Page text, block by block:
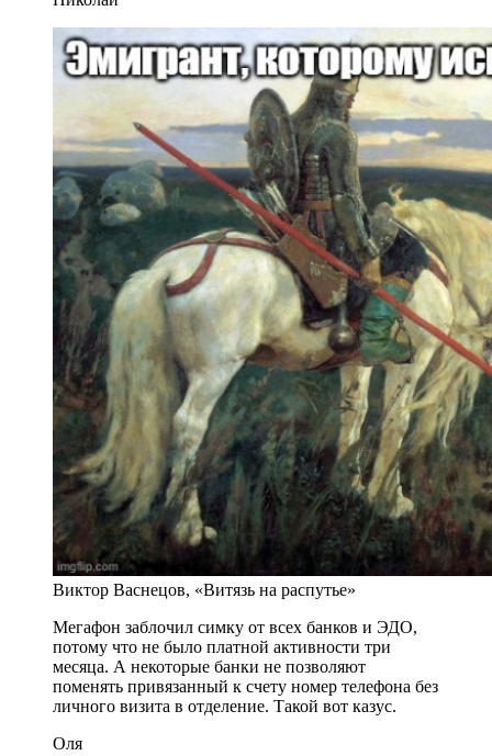
Виктор Васнецов, «Витязь на распутье»
Мегафон заблочил симку от всех банков и ЭДО,
потому что не было платной активности три
месяца. А некоторые банки не позволяют
поменять привязанный к счету номер телефона без
личного визита в отделение. Такой вот казус.
Оля